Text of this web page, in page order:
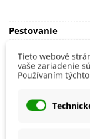
Zálievka by mala
hnojivom
Pestovanie
Výsev/výsadba
Tieto webové
vaše zariadenie
Používaním